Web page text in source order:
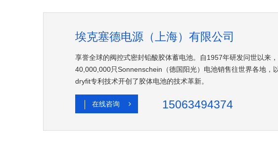
埃克塞德电源（上海）有限公司
享誉全球的阀控式密封铅酸胶体蓄电池。自1957年研发问世以来
40,000,000只Sonnenschein（德国阳光）电池销售往世界各地，
dryfit专利技术开创了胶体电池的技术革新。
在线咨询 15063494374